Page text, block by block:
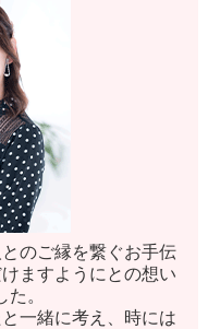
のご縁を繋ぐお手伝
ますようにとの想い
。
一緒に考え、時には